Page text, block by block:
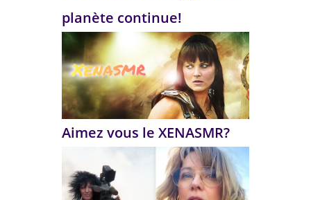
planète continue!
Aimez vous le XENASMR?